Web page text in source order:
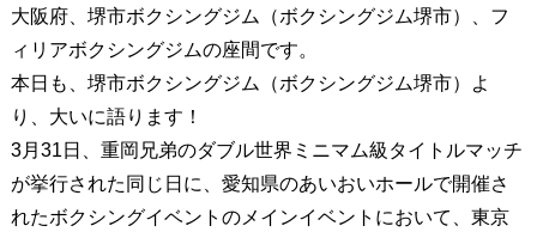
大阪府、堺市ボクシングジム（ボクシングジム堺市）、フ
ィリアボクシングジムの座間です。
本日も、堺市ボクシングジム（ボクシングジム堺市）よ
り、大いに語ります！
3月31日、重岡兄弟のダブル世界ミニマム級タイトルマッチ
が挙行された同じ日に、愛知県のあいおいホールで開催さ
れたボクシングイベントのメインイベントにおいて、東京